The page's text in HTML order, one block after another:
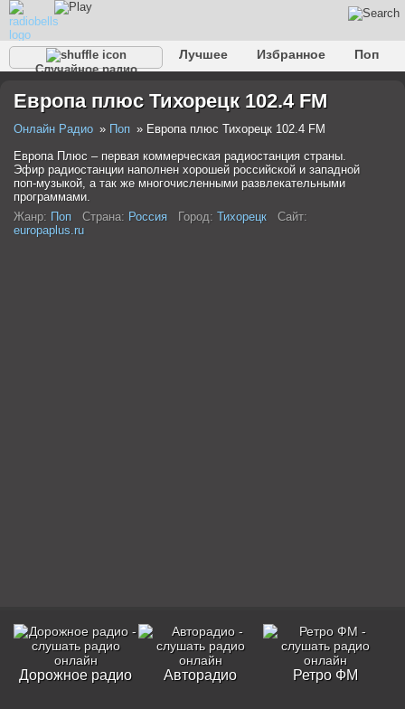
Случайное радио
Лучшее Избранное
Поп
Разговорное
Рэп Транс Дип-хаус
Фолк
Европа плюс Тихорецк 102.4 FM
Онлайн Радио Поп
Европа плюс Тихорецк 102.4 FM
Европа Плюс – первая коммерческая радиостанция страны.
Эфир радиостанции наполнен хорошей российской и западной
поп-музыкой, а так же многочисленными развлекательными
программами.
Жанр: Поп Страна: Россия Город: Тихорецк
Сайт:
europaplus.ru
Дорожное радио Авторадио Ретро ФМ